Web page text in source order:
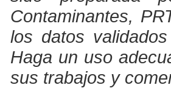
Contaminantes,
los datos
Haga un uso
sus trabajos y